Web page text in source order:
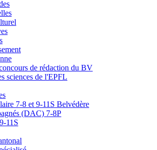
de rédaction du BV
sciences de l'EPFL
7-8 et 9-11S Belvédère
(DAC) 7-8P
11S